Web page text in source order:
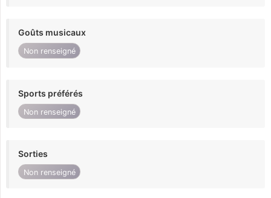
Goûts musicaux
Non renseigné
Sports préférés
Non renseigné
Sorties
Non renseigné